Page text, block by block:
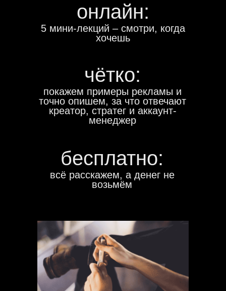
онлайн:
5 мини-лекций – смотри, когда
хочешь
чётко:
покажем примеры рекламы и
точно опишем, за что отвечают
креатор, стратег и аккаунт-
менеджер
бесплатно:
всё расскажем, а денег не
возьмём